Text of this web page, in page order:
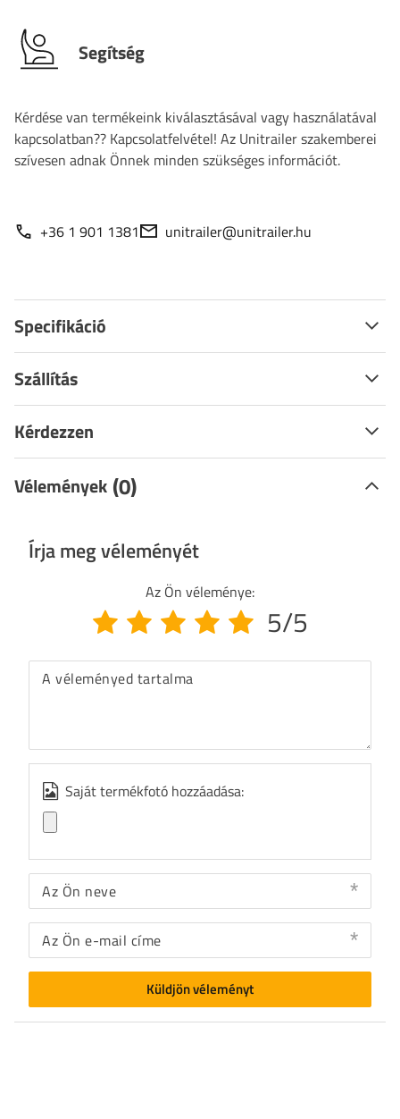
Segítség
Kérdése van termékeink kiválasztásával vagy használatával
kapcsolatban?? Kapcsolatfelvétel! Az Unitrailer szakemberei
szívesen adnak Önnek minden szükséges információt.
+36 1 901 1381 unitrailer@unitrailer.hu
Specifikáció
Szállítás
Kérdezzen
Vélemények (0)
Írja meg véleményét
Az Ön véleménye:
5/5
A véleményed tartalma
Saját termékfotó hozzáadása:
Az Ön neve
Az Ön e-mail címe
Küldjön véleményt